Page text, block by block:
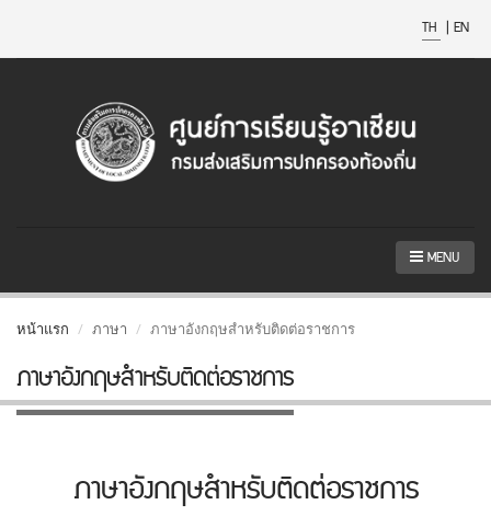
TH | EN
MENU
หน้าแรก ภาษา ภาษาอังกฤษสำหรับติดต่อราชการ
ภาษาอังกฤษสำหรับติดต่อราชการ
ภาษาอังกฤษสำหรับติดต่อราชการ